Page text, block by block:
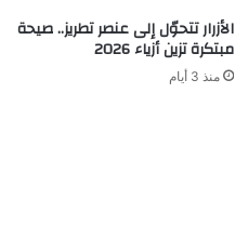
الأزرار تتحوّل إلى عنصر تطريز.. صيحة
مبتكرة تزين أزياء 2026
منذ 3 أيام